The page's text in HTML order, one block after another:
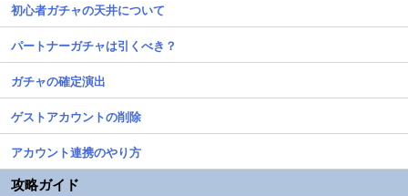
初心者ガチャの天井について
パートナーガチャは引くべき？
ガチャの確定演出
ゲストアカウントの削除
アカウント連携のやり方
攻略ガイド